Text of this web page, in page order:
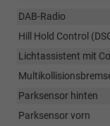
DAB-Radio
Hill Hold Control
Lichtassistent mit
Parksensor hinten
Parksensor vorn